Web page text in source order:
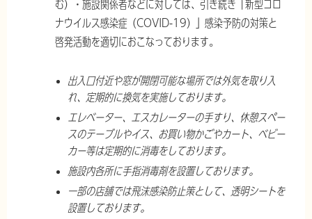
む）・施設関係者などに対しては、引き続き「新型コロ
ナウイルス感染症（COVID-19）」感染予防の対策と
啓発活動を適切におこなっております。
出入口付近や窓が開閉可能な場所では外気を取り入
れ、定期的に換気を実施しております。
エレベーター、エスカレーターの手すり、休憩スペー
スのテーブルやイス、お買い物かごやカート、ベビー
カー等は定期的に消毒をしております。
施設内各所に手指消毒剤を設置しております。
一部の店舗では飛沫感染防止策として、透明シートを
設置しております。